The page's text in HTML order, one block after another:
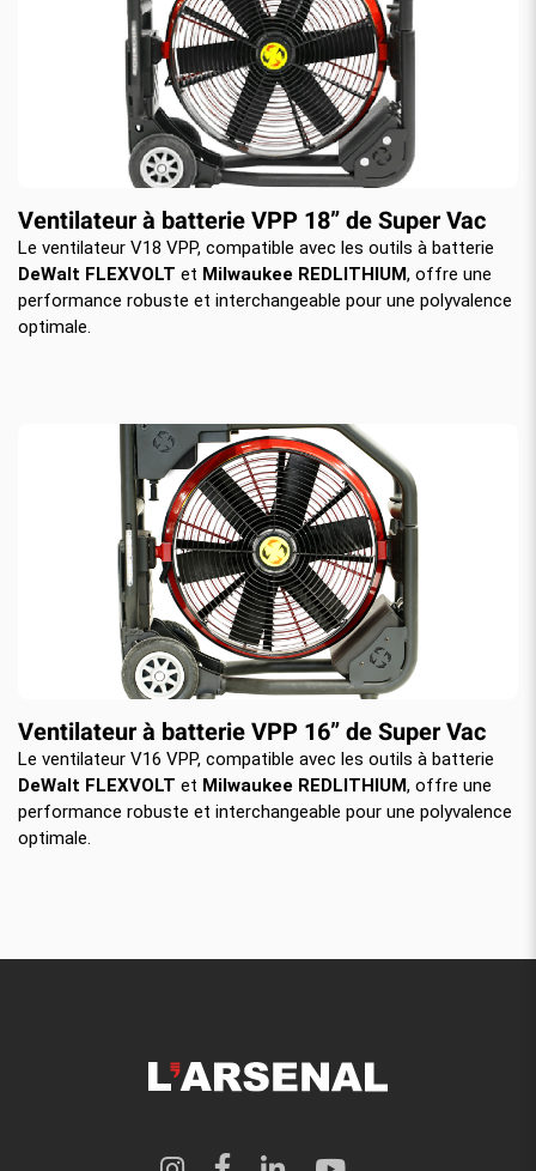
Ventilateur à batterie VPP 18” de Super Vac
Le ventilateur V18 VPP, compatible avec les outils à batterie
DeWalt FLEXVOLT et Milwaukee REDLITHIUM, offre une
performance robuste et interchangeable pour une polyvalence
optimale.
Ventilateur à batterie VPP 16” de Super Vac
Le ventilateur V16 VPP, compatible avec les outils à batterie
DeWalt FLEXVOLT et Milwaukee REDLITHIUM, offre une
performance robuste et interchangeable pour une polyvalence
optimale.